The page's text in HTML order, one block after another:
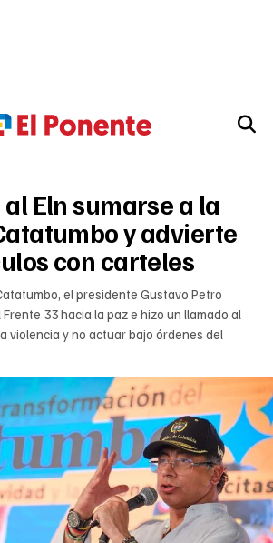
Eln sumarse a la
y advierte
con carteles
el presidente Gustavo Petro
33 hacia la paz e hizo un llamado al
violencia y no actuar bajo órdenes del